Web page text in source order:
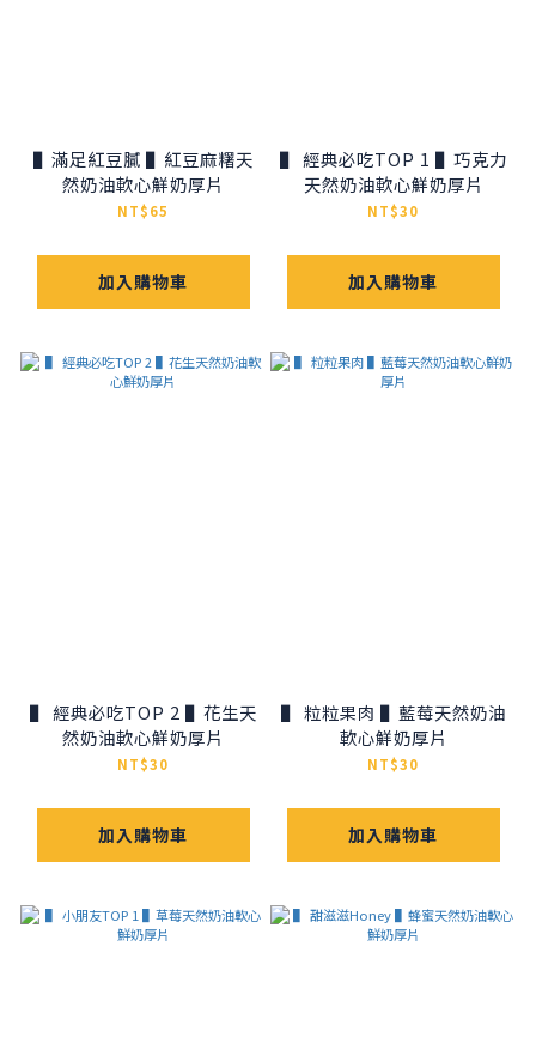
▌滿足紅豆膩 ▌紅豆麻糬天
然奶油軟心鮮奶厚片
NT$65
加入購物車
▌ 經典必吃TOP 1 ▌巧克力
天然奶油軟心鮮奶厚片
NT$30
加入購物車
▌ 經典必吃TOP 2 ▌花生天
然奶油軟心鮮奶厚片
NT$30
加入購物車
▌ 粒粒果肉 ▌藍莓天然奶油
軟心鮮奶厚片
NT$30
加入購物車